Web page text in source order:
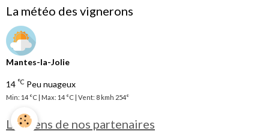
La météo des vignerons
Mantes-la-Jolie
14 °C Peu nuageux
Min: 14 °C | Max: 14 °C | Vent: 8 kmh 254°
Les liens de nos partenaires